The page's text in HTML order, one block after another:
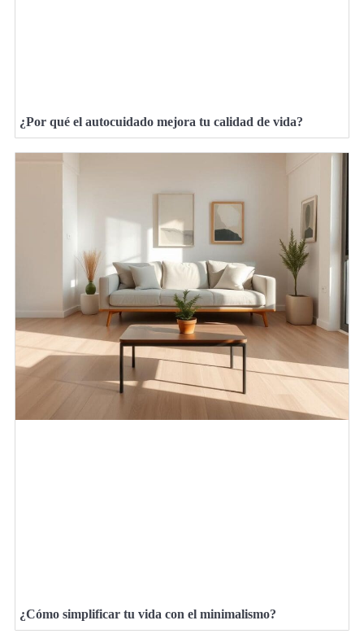
¿Por qué el autocuidado mejora tu calidad de vida?
¿Cómo simplificar tu vida con el minimalismo?